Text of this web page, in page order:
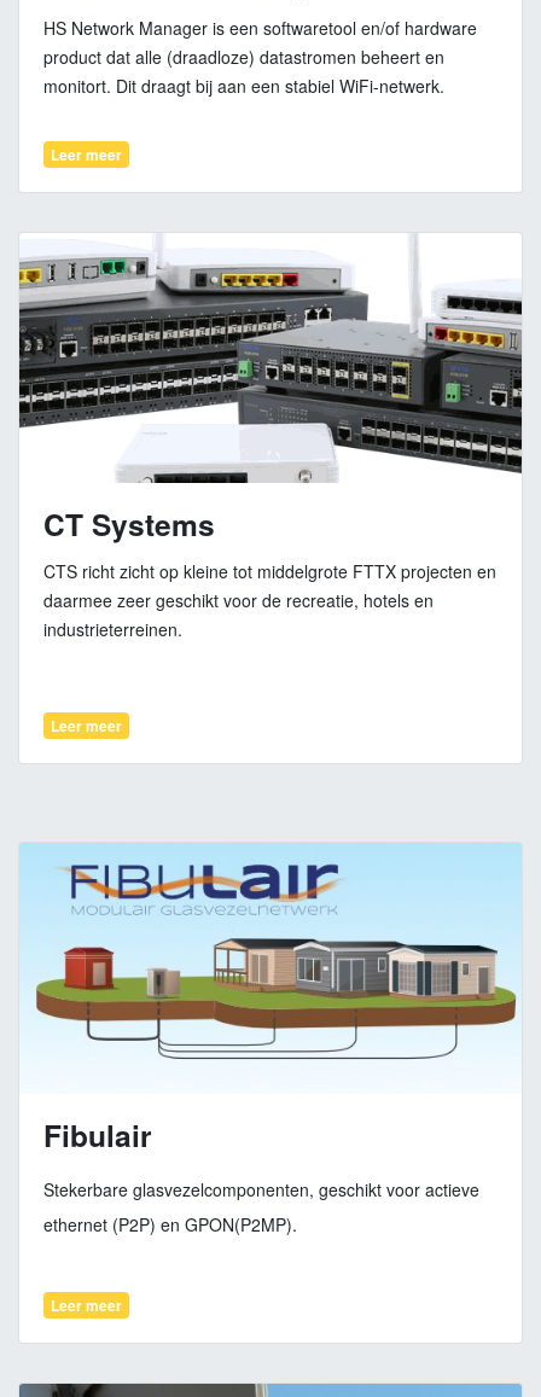
HS Network Manager is een softwaretool en/of hardware
product dat alle (draadloze) datastromen beheert en
monitort. Dit draagt bij aan een stabiel WiFi-netwerk.
Leer meer
CT Systems
CTS richt zicht op kleine tot middelgrote FTTX projecten en
daarmee zeer geschikt voor de recreatie, hotels en
industrieterreinen.
Leer meer
Fibulair
Stekerbare glasvezelcomponenten, geschikt voor actieve
ethernet (P2P) en GPON(P2MP).
Leer meer